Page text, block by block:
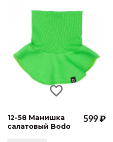
12-58 Манишка
салатовый Bodo
599 ₽